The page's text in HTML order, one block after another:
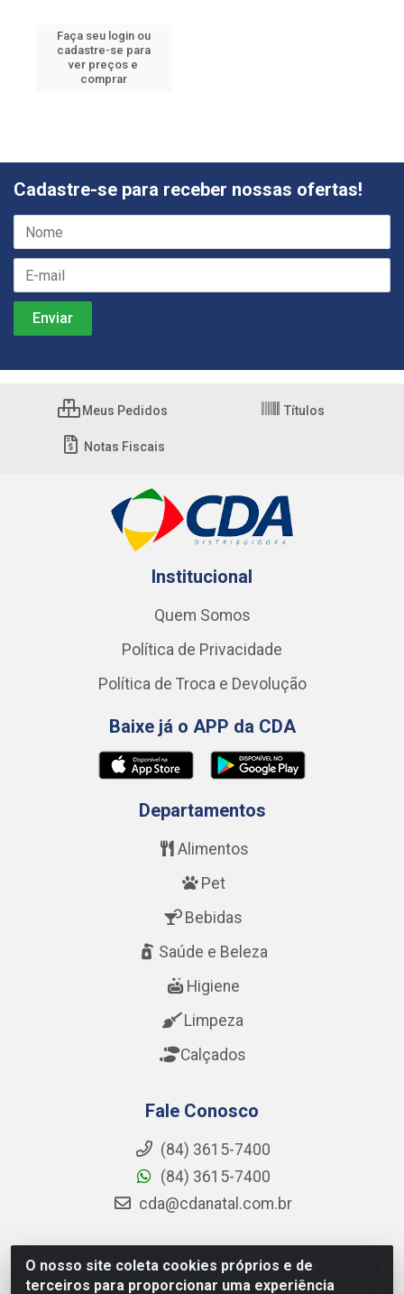
Faça seu login ou
cadastre-se para
ver preços e
comprar
O nosso site coleta cookies próprios e de
terceiros para proporcionar uma experiência
Cadastre-se para receber nossas ofertas!
Meus Pedidos Títulos
Notas Fiscais
Institucional
Quem Somos
Política de Privacidade
Política de Troca e Devolução
Baixe já o APP da CDA
Departamentos
Alimentos
Pet
Bebidas
Saúde e Beleza
Higiene
Limpeza
Calçados
Fale Conosco
(84) 3615-7400
(84) 3615-7400
cda@cdanatal.com.br
CDA Distribuidora - Avenida Abel Cabral, 1090 - Nova